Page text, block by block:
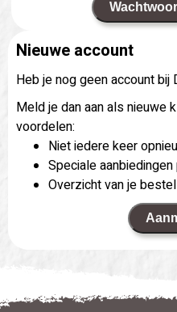
Nieuwe account
Heb je nog geen account bij
Meld je dan aan als nieuwe
voordelen:
Niet iedere keer
Speciale
Overzicht van je